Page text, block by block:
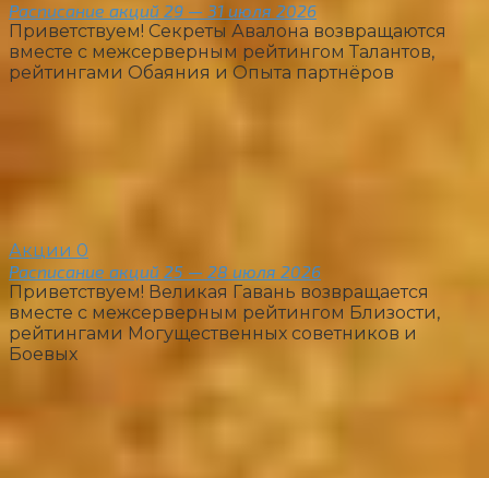
Расписание акций 29 — 31 июля 2026
Приветствуем! Секреты Авалона возвращаются
вместе с межсерверным рейтингом Талантов,
рейтингами Обаяния и Опыта партнёров
Акции 0
Расписание акций 25 — 28 июля 2026
Приветствуем! Великая Гавань возвращается
вместе с межсерверным рейтингом Близости,
рейтингами Могущественных советников и
Боевых